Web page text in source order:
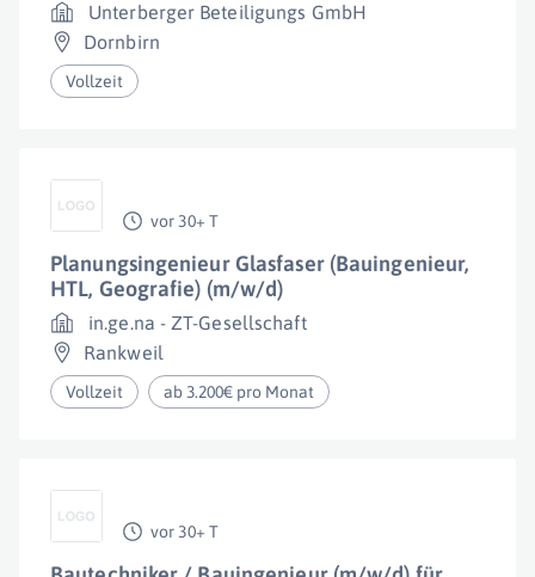
Unterberger Beteiligungs GmbH
Dornbirn
Vollzeit
vor 30+ T
Planungsingenieur Glasfaser (Bauingenieur,
HTL, Geografie) (m/w/d)
in.ge.na - ZT-Gesellschaft
Rankweil
Vollzeit ab 3.200€ pro Monat
vor 30+ T